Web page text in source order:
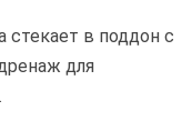
стекает в поддон с
для